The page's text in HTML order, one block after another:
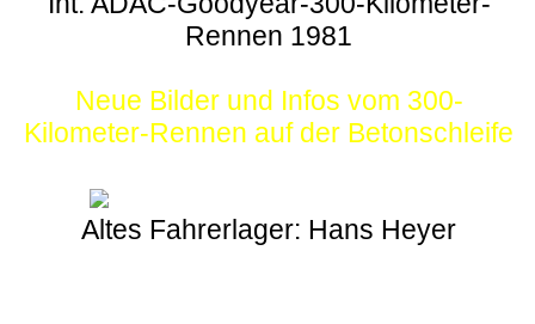
Rennen 1981
Neue Bilder und Infos vom 300-
Kilometer-Rennen auf der Betonschleife
Altes Fahrerlager: Hans Heyer